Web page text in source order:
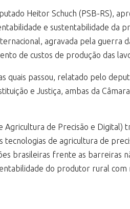
Heitor Schuch (PSB-RS),
e sustentabilidade da
agravada pela guerra
de custos de produção das
quais passou, relatado pelo
e Justiça, ambas da
Agricultura de Precisão e Digital)
de agricultura de
brasileiras frente as barreiras
do produtor rural